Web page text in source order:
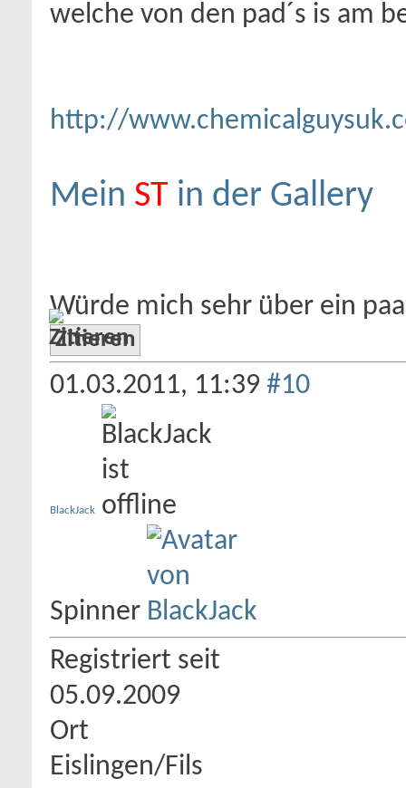
welche von den pad´s is am
http://
Mein ST in der Gallery
Würde mich sehr über ein
Zitieren
01.03.2011, 11:39 #10
BlackJack
Spinner
Registriert seit
05.09.2009
Ort
Eislingen/Fils